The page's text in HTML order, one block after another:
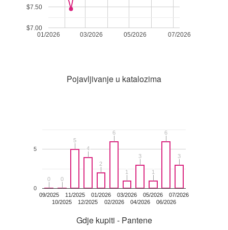
01/2026 03/2026 05/2026 07/2026
$7.00
$7.50
Pojavljivanje u katalozima
09/2025
10/2025
11/2025
12/2025
01/2026
02/2026
03/2026
04/2026
05/2026
06/2026
07/2026
0
5
0
0 0
0
5
5
4
4
2
2
6
6
1
1
3
3
1
1
6
6
3
3
Gdje kupiti - Pantene